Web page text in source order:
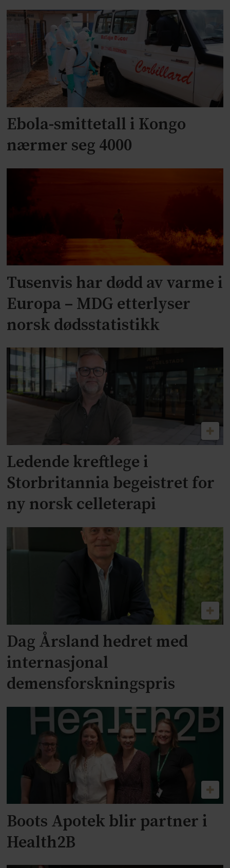
Ebola-smittetall i Kongo
nærmer seg 4000
Tusenvis har dødd av varme i
Europa – MDG etterlyser
norsk dødsstatistikk
Ledende kreftlege i
Storbritannia begeistret for
ny norsk celleterapi
Dag Årsland hedret med
internasjonal
demensforskningspris
Boots Apotek blir partner i
Health2B